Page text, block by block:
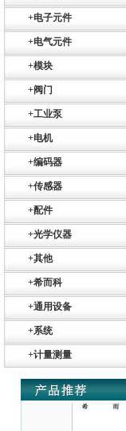
+电子元件
+电气元件
+模块
+阀门
+工业泵
+电机
+编码器
+传感器
+配件
+光学仪器
+其他
+希而科
+通用设备
+系统
+计量测量
SR+KH-